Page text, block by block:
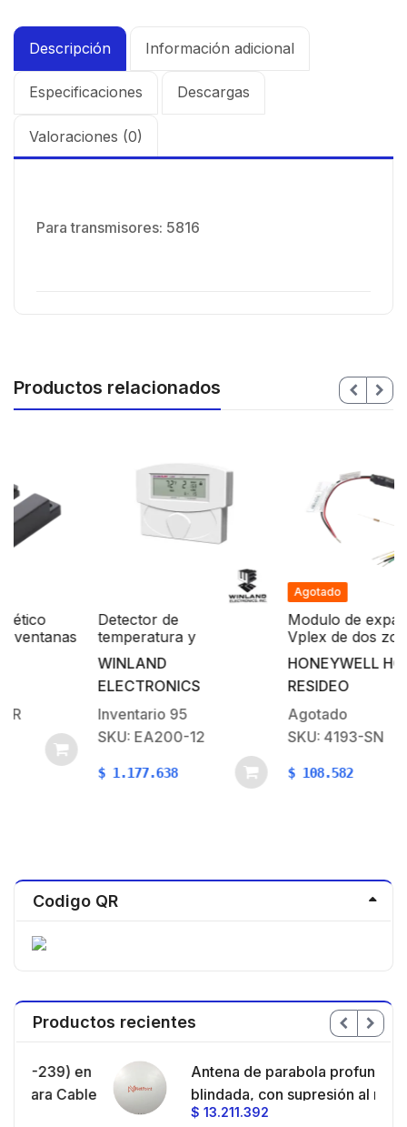
Descripción Información adicional
Especificaciones Descargas
Valoraciones (0)
Para transmisores: 5816
Productos relacionados
Detector de
temperatura y
humedad, capacidad 2
zonas, incluye una zona
con sensor de
temperatura y 1 zona
WINLAND
ELECTRONICS
Inventario95
SKU: EA200-12
1.177.638
Agotado
Modulo de expansión
Vplex de dos zonas una
supervisada con
resistencia de fin de
HONEYWELL HOME
SKU: 4193-SN
108.582
Codigo QR
Productos recientes
Antena de parabola profunda,
blindada, con supresión al ruido de 4
ft, 5.9-7.2 GHz, Ganancia 36 dBi con
$13.211.392